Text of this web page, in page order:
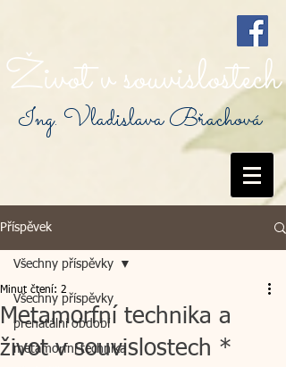
Život v souvislostech
Ing. Vladislava Břachová
Příspěvek
Všechny příspěvky
prenatální období
metamorfní technika
Všechny příspěvky
Metamorfní technika a
život v souvislostech *
Minut čtení: 2